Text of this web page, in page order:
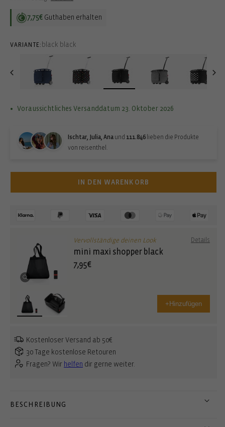
7,75€ Guthaben erhalten
VARIANTE: black black
Voraussichtliches Versanddatum 23. Oktober 2026
Ischtar, Julia, Ana und 111.846 lieben die Produkte
von reisenthel.
IN DEN WARENKORB
Vervollständige deinen Look Details
mini maxi shopper black
7,95€
+ Hinzufügen
Kostenloser Versand ab 50€
30 Tage kostenlose Retouren
Fragen? Wir helfen dir gerne weiter.
BESCHREIBUNG